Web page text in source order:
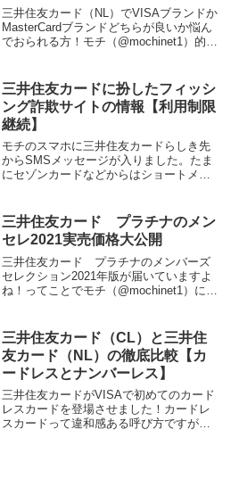
三井住友カード（NL）でVISAブランドか
MasterCardブランドどちらが良いか悩ん
でおられる方！モチ（@mochinet1）的に
ード（NL）のVI...
三井住友カードに扮したフィッシ
ング詐欺サイトの情報【利用制限
継続】
モチのスマホに三井住友カードらしき先
からSMSメッセージが入りました。たま
にセゾンカードなどからはショートメッ
かったので注意しながら見ていると完全
に詐欺サイトへの誘導で...
三井住友カード プラチナのメン
セレ2021実売価格大公開
三井住友カード プラチナのメンバーズ
セレクション2021年版が届いていますよ
ね！ってことでモチ（@mochinet1）にも
りがとうございます。では、メンセレ名
物「実売価...
三井住友カード（CL）と三井住
友カード（NL）の徹底比較【カ
ードレスとナンバーレス】
三井住友カードがVISAで初めてのカード
レスカードを登場させました！カードレ
スカードって違和感ある呼び方ですが、